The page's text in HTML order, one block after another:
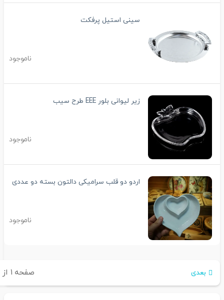
سینی استیل پرفکت
ناموجود
زیر لیوانی بلور EEE طرح سیب
ناموجود
اردو دو قلب سرامیکی دالتون بسته دو عددی
ناموجود
صفحه ۱ از ۲ بعدی